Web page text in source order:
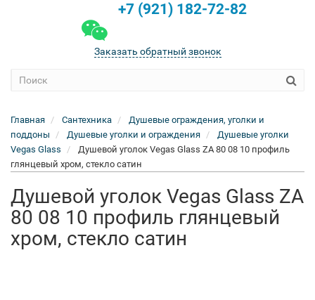
+7 (921) 182-72-82
Заказать обратный звонок
Главная Сантехника
Душевые ограждения, уголки и
поддоны
Душевые уголки и ограждения
Душевые уголки
Vegas Glass
Душевой уголок Vegas Glass ZA 80 08 10 профиль
глянцевый хром, стекло сатин
Душевой уголок Vegas Glass ZA
80 08 10 профиль глянцевый
хром, стекло сатин